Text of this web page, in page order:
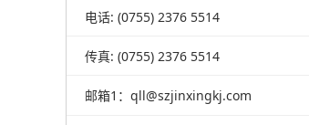
电话: (0755) 2376 5514
传真: (0755) 2376 5514
邮箱1：qll@szjinxingkj.com